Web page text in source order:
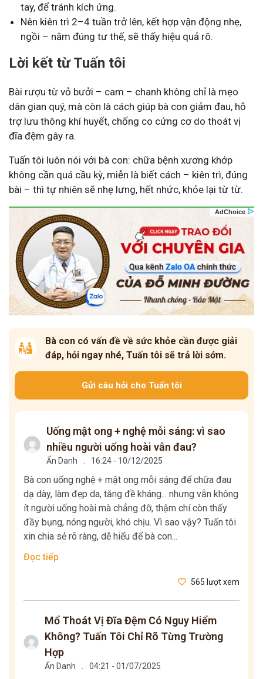
tay, để tránh kích ứng.
Nên kiên trì 2–4 tuần trở lên, kết hợp vận động nhẹ,
ngồi – nằm đúng tư thế, sẽ thấy hiệu quả rõ.
Lời kết từ Tuấn tôi
Bài rượu từ vỏ bưởi – cam – chanh không chỉ là mẹo
dân gian quý, mà còn là cách giúp bà con giảm đau, hỗ
trợ lưu thông khí huyết, chống co cứng cơ do thoát vị
đĩa đệm gây ra.
Tuấn tôi luôn nói với bà con: chữa bệnh xương khớp
không cần quá cầu kỳ, miễn là biết cách – kiên trì, đúng
bài – thì tự nhiên sẽ nhẹ lưng, hết nhức, khỏe lại từ từ.
Bà con có vấn đề về sức khỏe cần được giải
đáp, hỏi ngay nhé, Tuấn tôi sẽ trả lời sớm.
Gửi câu hỏi cho Tuấn tôi
Uống mật ong + nghệ mỗi sáng: vì sao
nhiều người uống hoài vẫn đau?
Ẩn Danh 16:24 - 10/12/2025
Bà con uống nghệ + mật ong mỗi sáng để chữa đau
dạ dày, làm đẹp da, tăng đề kháng... nhưng vẫn không
ít người uống hoài mà chẳng đỡ, thậm chí còn thấy
đầy bụng, nóng người, khó chịu. Vì sao vậy? Tuấn tôi
xin chia sẻ rõ ràng, dễ hiểu để bà con...
Đọc tiếp
565 lượt xem
Mổ Thoát Vị Đĩa Đệm Có Nguy Hiểm
Không? Tuấn Tôi Chỉ Rõ Từng Trường
Hợp
Ẩn Danh 04:21 - 01/07/2025